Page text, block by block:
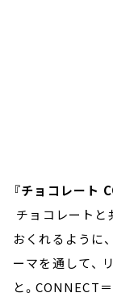
『チョコレート
チョコレートと
おくれるように
ーマを通して、
と。CONNECT